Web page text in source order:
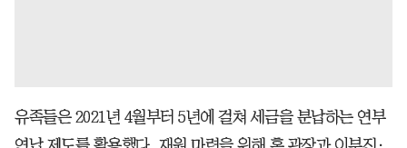
유족들은 2021년 4월부터 5년에 걸쳐 세금을 분납하는 연부